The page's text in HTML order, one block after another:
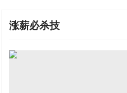
涨薪必杀技